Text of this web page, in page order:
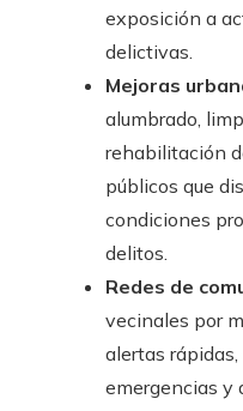
exposición a
delictivas.
Mejoras
alumbrado,
rehabilitación
públicos que
condiciones
delitos.
Redes de
vecinales por
alertas
emergencias y